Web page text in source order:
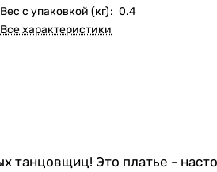
Вес с упаковкой (кг): 0.4
Все характеристики
танцовщиц! Это платье -